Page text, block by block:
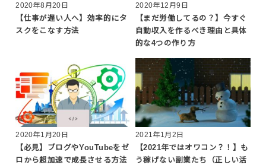
2020年8月20日
【仕事が遅い人へ】効率的にタ
スクをこなす方法
2020年12月9日
【まだ労働してるの？】今すぐ
自動収入を作るべき理由と具体
的な4つの作り方
2020年1月20日
【必見】ブログやYouTubeをゼ
ロから超加速で成長させる方法
2021年1月2日
【2021年ではオワコン？！】も
う稼げない副業たち（正しい活